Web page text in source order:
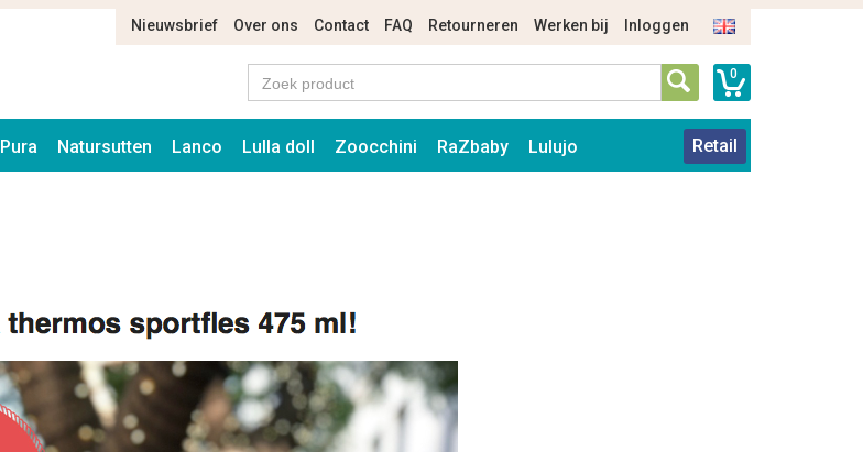
Nieuwsbrief Over ons Contact FAQ Retourneren Werken bij Inloggen
0
Pura Natursutten Lanco Lulla doll Zoocchini RaZbaby Lulujo Retail